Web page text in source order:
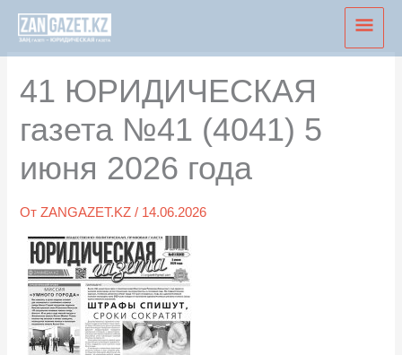
Перейти
содержимому
41 ЮРИДИЧЕСКАЯ
газета №41 (4041) 5
июня 2026 года
ОтZANGAZET.KZ/ 14.06.2026